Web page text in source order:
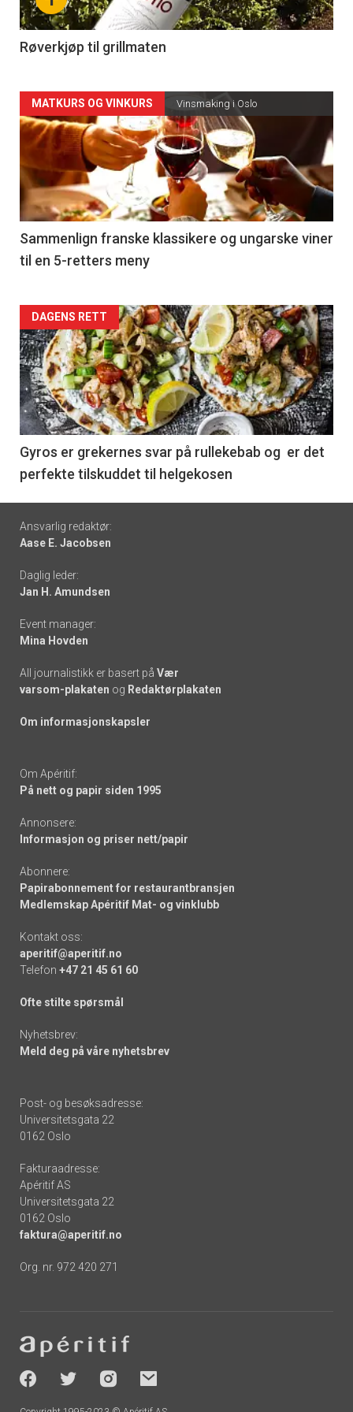
-
4
Røverkjøp til grillmaten
Forsiden
akkurat
nå
-
5
MATKURS OG VINKURS Vinsmaking i Oslo
Sammenlign franske klassikere og ungarske viner
til en 5-retters meny
Forsiden
akkurat
nå
-
6
DAGENS RETT
Gyros er grekernes svar på rullekebab og er det
perfekte tilskuddet til helgekosen
Footer
-
links
Ansvarlig redaktør:
Aase E. Jacobsen
Daglig leder:
Jan H. Amundsen
Event manager:
Mina Hovden
All journalistikk er basert på Vær
varsom-plakaten og Redaktørplakaten
Om informasjonskapsler
Om Apéritif:
På nett og papir siden 1995
Annonsere:
Informasjon og priser nett/papir
Abonnere:
Papirabonnement for restaurantbransjen
Medlemskap Apéritif Mat- og vinklubb
Kontakt oss:
aperitif@aperitif.no
Telefon +47 21 45 61 60
Ofte stilte spørsmål
Nyhetsbrev:
Meld deg på våre nyhetsbrev
Post- og besøksadresse:
Universitetsgata 22
0162 Oslo
Fakturaadresse:
Apéritif AS
Universitetsgata 22
0162 Oslo
faktura@aperitif.no
Org. nr. 972 420 271
-
socials